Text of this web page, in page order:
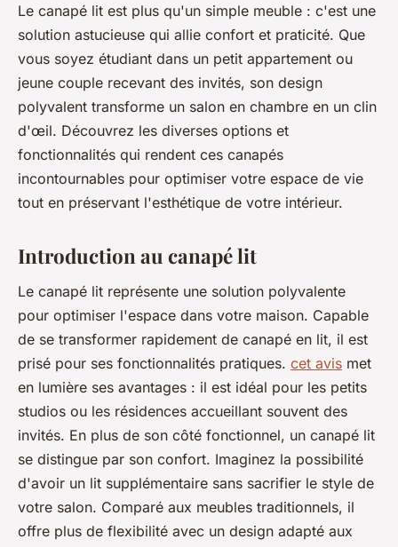
Le canapé lit est plus qu'un simple meuble : c'est une
solution astucieuse qui allie confort et praticité. Que
vous soyez étudiant dans un petit appartement ou
jeune couple recevant des invités, son design
polyvalent transforme un salon en chambre en un clin
d'œil. Découvrez les diverses options et
fonctionnalités qui rendent ces canapés
incontournables pour optimiser votre espace de vie
tout en préservant l'esthétique de votre intérieur.
Introduction au canapé lit
Le canapé lit représente une solution polyvalente
pour optimiser l'espace dans votre maison. Capable
de se transformer rapidement de canapé en lit, il est
prisé pour ses fonctionnalités pratiques. cet avis met
en lumière ses avantages : il est idéal pour les petits
studios ou les résidences accueillant souvent des
invités. En plus de son côté fonctionnel, un canapé lit
se distingue par son confort. Imaginez la possibilité
d'avoir un lit supplémentaire sans sacrifier le style de
votre salon. Comparé aux meubles traditionnels, il
offre plus de flexibilité avec un design adapté aux